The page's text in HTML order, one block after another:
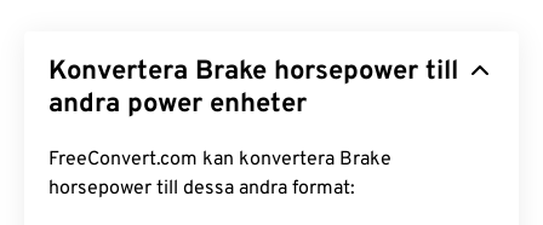
Konvertera Brake horsepower till
andra power enheter
FreeConvert.com kan konvertera Brake
horsepower till dessa andra format: